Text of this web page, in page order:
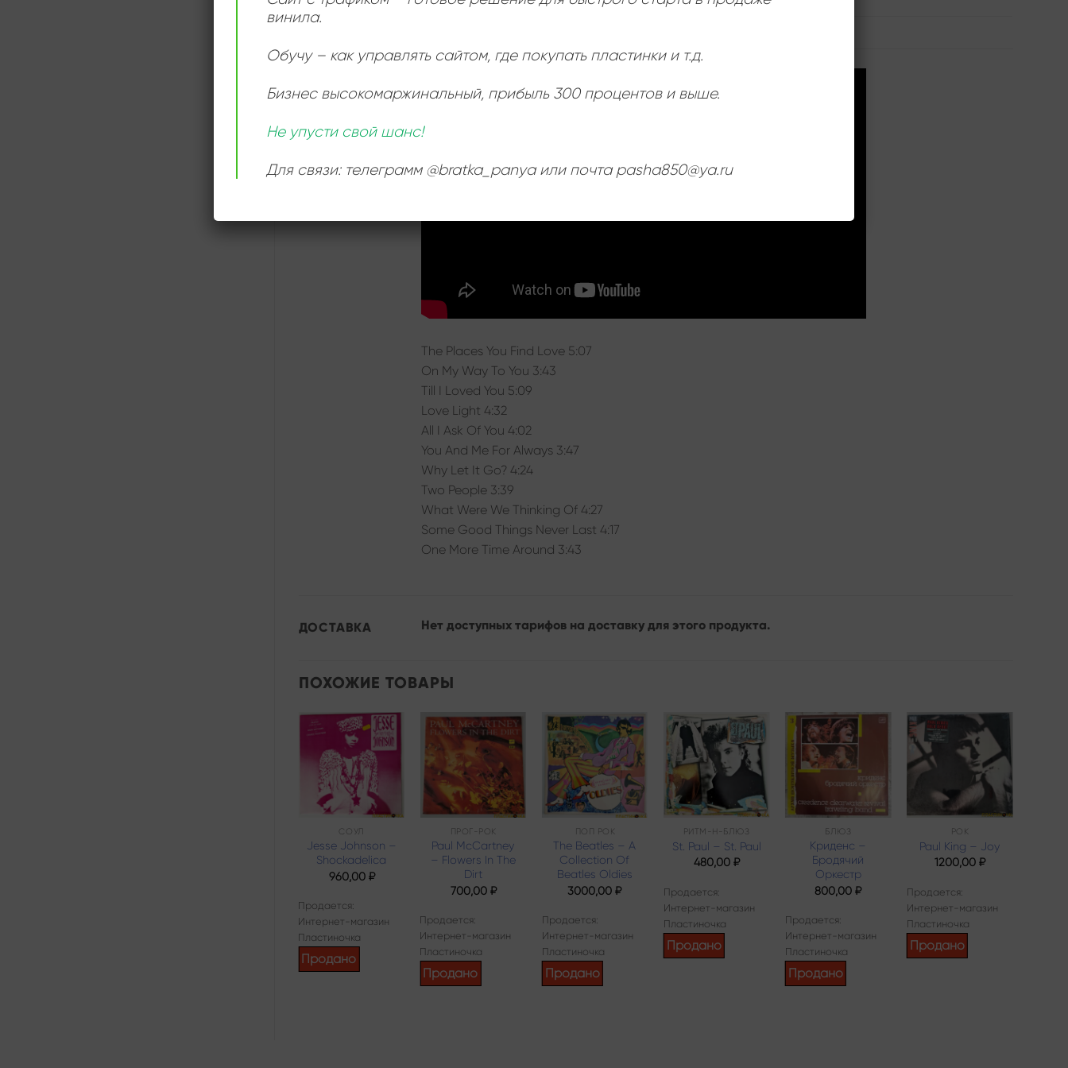
ОНЛАЙН:
The Places You Find Love 5:07
On My Way To You 3:43
Till I Loved You 5:09
Love Light 4:32
All I Ask Of You 4:02
You And Me For Always 3:47
Why Let It Go? 4:24
Two People 3:39
What Were We Thinking Of 4:27
Some Good Things Never Last 4:17
One More Time Around 3:43
ДОСТАВКА Нет доступных тарифов на доставку для этого продукта.
ПОХОЖИЕ ТОВАРЫ
Add to
wishlist
СОУЛ
Jesse Johnson –
Shockadelica
960,00 ₽
Продается:
Интернет-магазин
Пластиночка
Продано
Add to
wishlist
ПРОГ-РОК
Paul McCartney
– Flowers In The
Dirt
700,00 ₽
Продается:
Интернет-магазин
Пластиночка
Продано
Add to
wishlist
ПОП РОК
The Beatles – A
Collection Of
Beatles Oldies
3000,00₽
Продается:
Интернет-магазин
Пластиночка
Продано
Add to
wishlist
РИТМ-Н-БЛЮЗ
St. Paul – St. Paul
480,00 ₽
Продается:
Интернет-магазин
Пластиночка
Продано
Add to
wishlist
БЛЮЗ
Криденс –
Бродячий
Оркестр
800,00₽
Продается:
Интернет-магазин
Пластиночка
Продано
Add to
wishlist
РОК
Paul King – Joy
1200,00 ₽
Продается:
Интернет-магазин
Пластиночка
Продано
винила.
Обучу – как управлять сайтом, где покупать пластинки и т.д.
Бизнес высокомаржинальный, прибыль 300 процентов и выше.
Не упусти свой шанс!
Для связи: телеграмм @bratka_panya или почта pasha850@ya.ru